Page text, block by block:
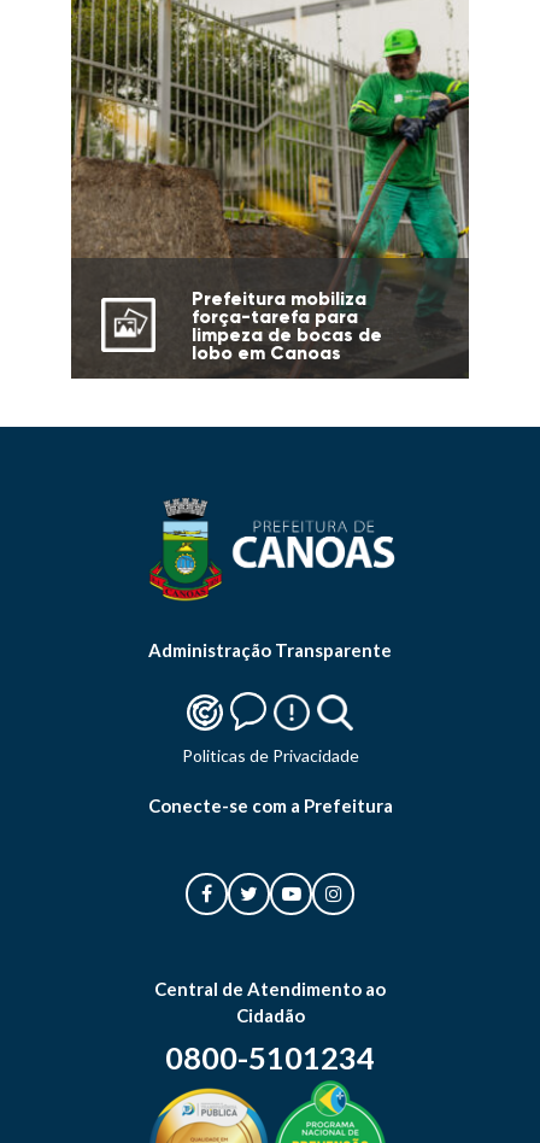
Prefeitura mobiliza
força-tarefa para
limpeza de bocas de
lobo em Canoas
Administração Transparente
Politicas de Privacidade
Conecte-se com a Prefeitura
Central de Atendimento ao
Cidadão
0800-5101234